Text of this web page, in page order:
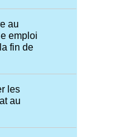
au
emploi
fin de
les
au